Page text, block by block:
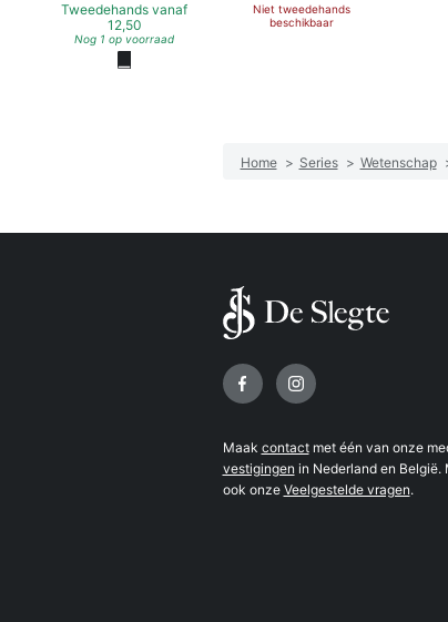
Tweedehands vanaf
12,50
Nog 1 op voorraad
Niet tweedehands
beschikbaar
Home > Series > Wetenschap
Volg ons op
Maak contactmet één van onze
vestigingen in Nederland en
ook onze Veelgestelde vragen.